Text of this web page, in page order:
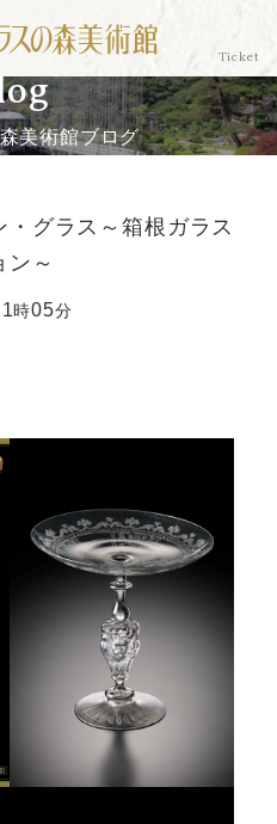
美術館ブログ
グラス～箱根ガラス
ン～
時05分